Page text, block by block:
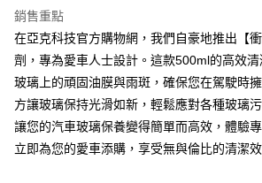
聯邦商業銀行
元大商業銀行
永豐商業
台新國際商業銀行
中國信託
台灣樂天信用卡公司
匯豐（台灣）商業銀行
聯邦商業銀行
遠東國際
元大商業銀行
永豐商業
玉山商業銀行
星展（台
台灣樂天信用卡公司
國泰世華商業銀行
臺灣中小企業銀行
匯豐（台灣）商業銀行
華泰商業
聯邦商業銀行
遠東國際
元大商業銀行
永豐商業
玉山商業銀行
星展（台
台新國際商業銀行
中國信託
上海商業儲蓄銀行
兆豐國際商業銀行
臺灣中小
台中商業銀行
匯豐（台
華泰商業銀行
聯邦商業
遠東國際商業銀行
元大商業
永豐商業銀行
玉山商業
星展（台灣）商業銀行
台新國際
中國信託商業銀行
台灣樂天
LINE Pay
Apple Pay
街口支付
悠遊付
Google Pay
銷售重點
在亞克科技官方購物網，我們自豪地推出【
劑，專為愛車人士設計。這款500ml的高效
玻璃上的頑固油膜與雨斑，確保您在駕駛時
方讓玻璃保持光滑如新，輕鬆應對各種玻璃
讓您的汽車玻璃保養變得簡單而高效，體驗
立即為您的愛車添購，享受無與倫比的清潔效